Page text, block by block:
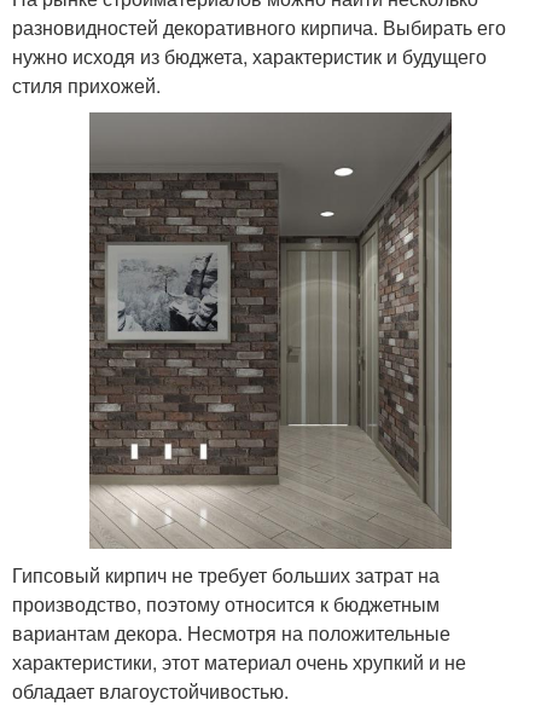
разновидностей декоративного кирпича. Выбирать его
нужно исходя из бюджета, характеристик и будущего
стиля прихожей.
Гипсовый кирпич не требует больших затрат на
производство, поэтому относится к бюджетным
вариантам декора. Несмотря на положительные
характеристики, этот материал очень хрупкий и не
обладает влагоустойчивостью.